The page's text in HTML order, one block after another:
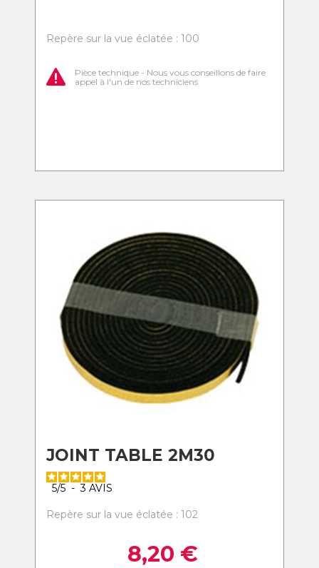
Repère sur la vue éclatée : 100
Pièce technique - Nous vous conseillons de faire
appel à l'un de nos techniciens
JOINT TABLE 2M30
5/5 - 3 AVIS
Repère sur la vue éclatée : 102
8,20 €